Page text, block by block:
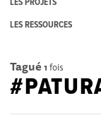
LES PROJETS
LES RESSOURCES
Tagué 1 fois